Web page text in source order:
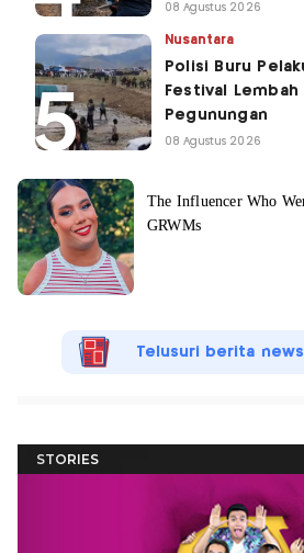
08 Agustus 2026
Nusantara
Polisi Buru
Festival Lembah
Pegunungan
08 Agustus 2026
Telusuri berita